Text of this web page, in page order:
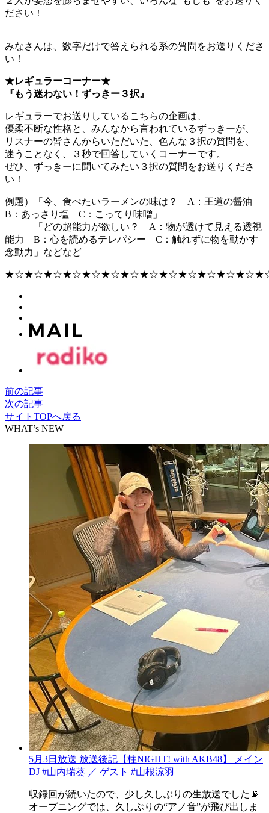
ださい！
みなさんは、数字だけで答えられる系の質問をお送りくださ
い！
★レギュラーコーナー★
『もう迷わない！ずっきー３択』
レギュラーでお送りしているこちらの企画は、
優柔不断な性格と、みんなから言われているずっきーが、
リスナーの皆さんからいただいた、色んな３択の質問を、
迷うことなく、３秒で回答していくコーナーです。
ぜひ、ずっきーに聞いてみたい３択の質問をお送りくださ
い！
例題）「今、食べたいラーメンの味は？ A：王道の醤油
B：あっさり塩 C：こってり味噌」
「どの超能力が欲しい？ A：物が透けて見える透視
能力 B：心を読めるテレパシー C：触れずに物を動かす
念動力」などなど
前の記事
次の記事
サイトTOPへ戻る
WHAT’s NEW
5月3日放送 放送後記【柱NIGHT! with AKB48】 メイン
DJ #山内瑞葵 ／ ゲスト #山根涼羽
収録回が続いたので、少し久しぶりの生放送でした📡
オープニングでは、久しぶりの“アノ音”が飛び出しま